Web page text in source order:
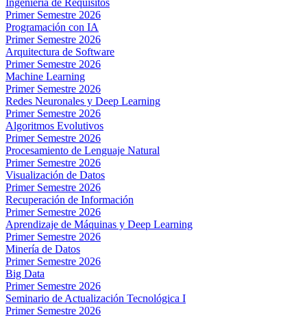
Primer Semestre 2026
Programación con IA
Primer Semestre 2026
Arquitectura de Software
Primer Semestre 2026
Machine Learning
Primer Semestre 2026
Redes Neuronales y Deep Learning
Primer Semestre 2026
Algoritmos Evolutivos
Primer Semestre 2026
Procesamiento de Lenguaje Natural
Primer Semestre 2026
Visualización de Datos
Primer Semestre 2026
Recuperación de Información
Primer Semestre 2026
Aprendizaje de Máquinas y Deep Learning
Primer Semestre 2026
Minería de Datos
Primer Semestre 2026
Big Data
Primer Semestre 2026
Seminario de Actualización Tecnológica I
Primer Semestre 2026